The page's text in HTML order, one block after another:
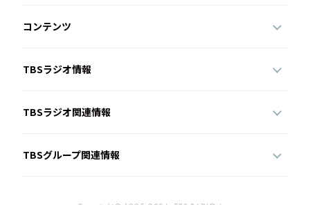
コンテンツ
TBSラジオ情報
TBSラジオ関連情報
TBSグループ関連情報